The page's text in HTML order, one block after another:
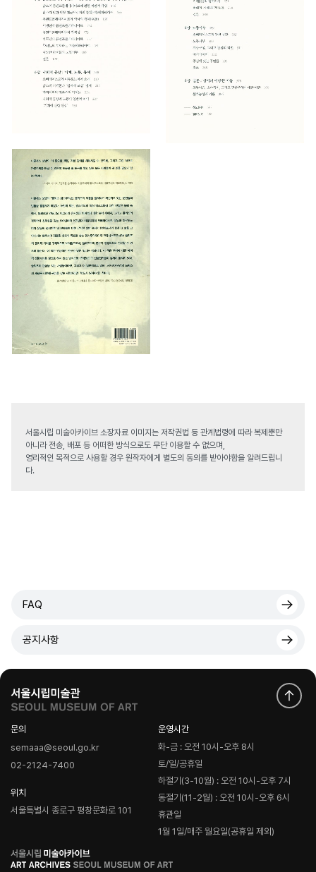
서울시립 미술아카이브 소장자료 이미지는 저작권법 등 관계법령에 따라 복제뿐만
아니라 전송, 배포 등 어떠한 방식으로도 무단 이용할 수 없으며,
영리적인 목적으로 사용할 경우 원작자에게 별도의 동의를 받아야함을 알려드립니
다.
FAQ
공지사항
문의
semaaa@seoul.go.kr
02-2124-7400
위치
서울특별시 종로구 평창문화로 101
운영시간
화-금 : 오전 10시-오후 8시
토/일/공휴일
하절기(3-10월) : 오전 10시-오후 7시
동절기(11-2월) : 오전 10시-오후 6시
휴관일
1월 1일/매주 월요일(공휴일 제외)
로
고